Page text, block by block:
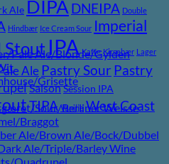
Pale Ale/Blonde/Gylden
Grisette
Sour/Berliner Weisse
Braggot
Ale/Brown Ale/Bock/Dubbel
Ale/Triple/Barley Wine
Ale DIPA DNEIPA Double
Hindbær Ice Cream Sour Imperial
StoutIPA Kaffe Kirsebær Lager
Ale Pastry Sour Pastry
SaisonSession IPA
TIPA Vanilje West Coast